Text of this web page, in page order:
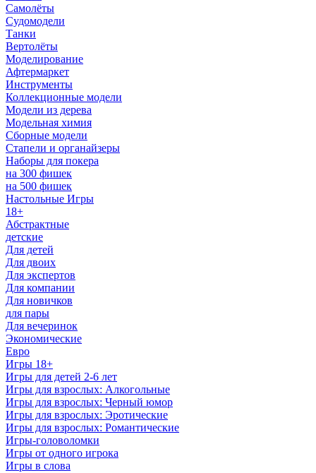
Самолёты
Судомодели
Танки
Вертолёты
Моделирование
Афтермаркет
Инструменты
Коллекционные модели
Модели из дерева
Модельная химия
Сборные модели
Стапели и органайзеры
Наборы для покера
на 300 фишек
на 500 фишек
Настольные Игры
18+
Абстрактные
детские
Для детей
Для двоих
Для экспертов
Для компании
Для новичков
для пары
Для вечеринок
Экономические
Евро
Игры 18+
Игры для детей 2-6 лет
Игры для взрослых: Алкогольные
Игры для взрослых: Черный юмор
Игры для взрослых: Эротические
Игры для взрослых: Романтические
Игры-головоломки
Игры от одного игрока
Игры в слова